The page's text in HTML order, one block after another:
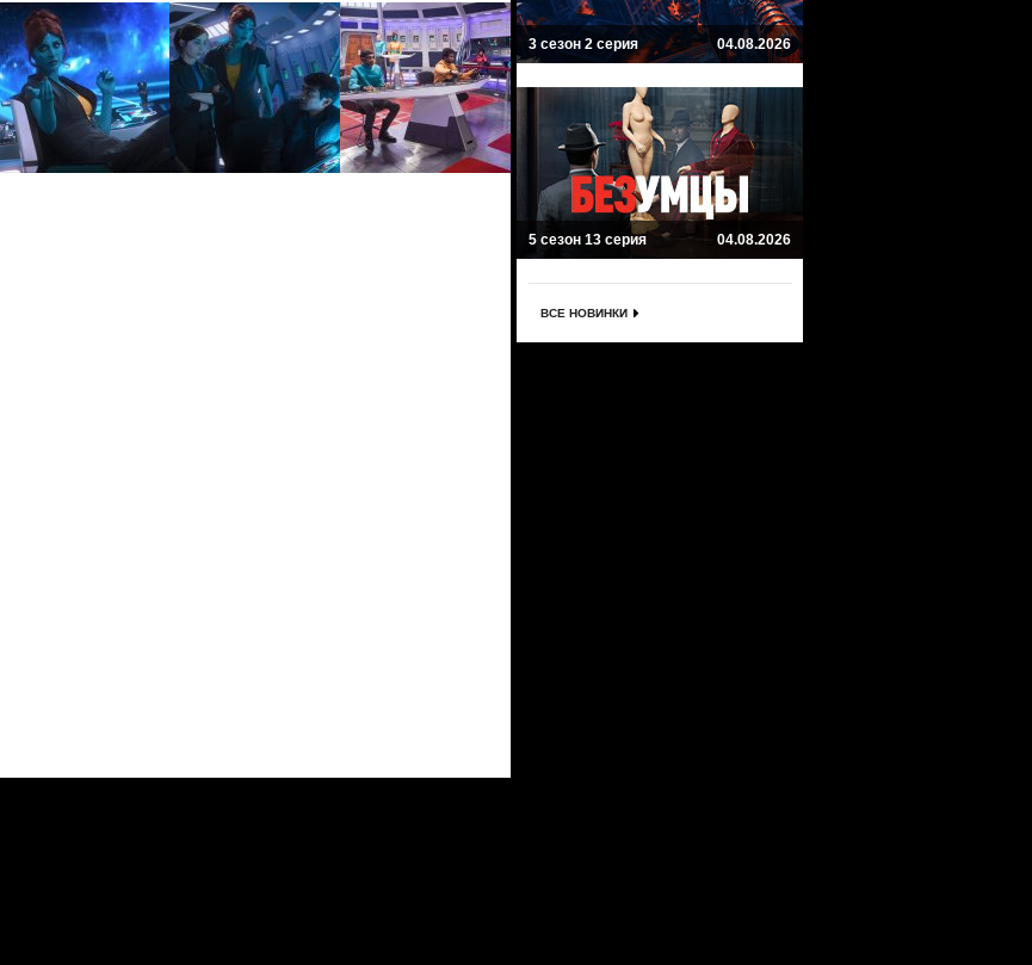
3 сезон 2 серия 04.08.2026
5 сезон 13 серия 04.08.2026
ВСЕ НОВИНКИ